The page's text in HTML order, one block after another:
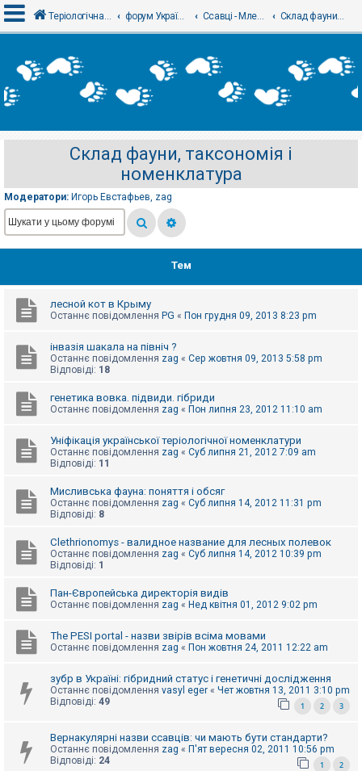
х
і
с
р
а
ц
і
з
п
в
д
к
и
н
т
м
Теріологічна школа форум Українського теріологічного товариства Ссавці - Млекопитающие Склад фауни, таксономія і номенклатура
Склад фауни, таксономія і
номенклатура
Модератори: Игорь Евстафьев, zag
Тем
лесной кот в Крыму
Останнє повідомлення PG « Пон грудня 09, 2013 8:23 pm
інвазія шакала на північ ?
Останнє повідомлення zag « Сер жовтня 09, 2013 5:58 pm
Відповіді: 18
генетика вовка. підвиди. гібриди
Останнє повідомлення zag « Пон липня 23, 2012 11:10 am
Уніфікація української теріологічної номенклатури
Останнє повідомлення zag « Суб липня 21, 2012 7:09 am
Відповіді: 11
Мисливська фауна: поняття і обсяг
Останнє повідомлення zag « Суб липня 14, 2012 11:31 pm
Відповіді: 8
Clethrionomys - валидное название для лесных полевок
Останнє повідомлення zag « Суб липня 14, 2012 10:39 pm
Відповіді: 1
Пан-Європейська директорія видів
Останнє повідомлення zag « Нед квітня 01, 2012 9:02 pm
The PESI portal - назви звірів всіма мовами
Останнє повідомлення zag « Пон жовтня 24, 2011 12:22 am
зубр в Україні: гібридний статус і генетичні дослідження
Останнє повідомлення vasyl eger « Чет жовтня 13, 2011 3:10 pm
Відповіді: 49 1 2 3
Вернакулярні назви ссавців: чи мають бути стандарти?
Останнє повідомлення zag « П'ят вересня 02, 2011 10:56 pm
Відповіді: 24 1 2